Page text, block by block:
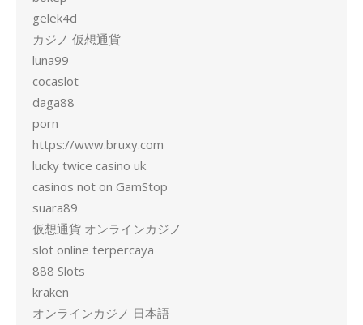
gelek4d
カジノ 仮想通貨
luna99
cocaslot
daga88
porn
https://www.bruxy.com
lucky twice casino uk
casinos not on GamStop
suara89
仮想通貨 オンラインカジノ
slot online terpercaya
888 Slots
kraken
オンラインカジノ 日本語